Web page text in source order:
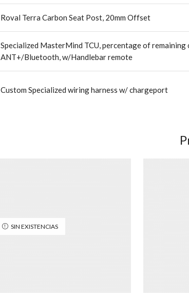
Roval Terra Carbon Seat Post, 20mm Offset
Specialized MasterMind TCU, percentage of
ANT+/Bluetooth, w/Handlebar remote
Custom Specialized wiring harness w/ chargeport
SIN EXISTENCIAS